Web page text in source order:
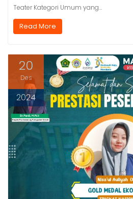
Teater Kategori Umum yang…
Read More
20
Des
2024